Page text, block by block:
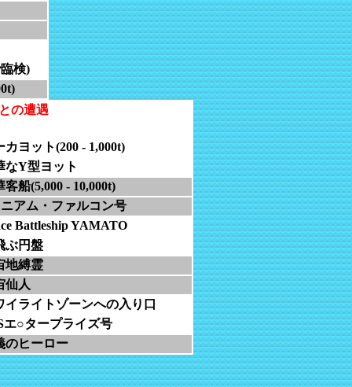
検)
の遭遇
カヨット(200 - 1,000t)
なY型ヨット
客船(5,000 - 10,000t)
アム・ファルコン号
Battleship YAMATO
ぶ円盤
地縛霊
仙人
イライトゾーンへの入り口
エ○タープライズ号
のヒーロー